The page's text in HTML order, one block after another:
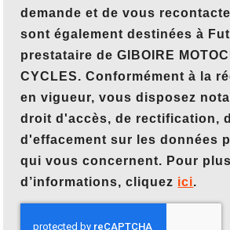
demande et de vous
sont également destinées à
prestataire de GIBOIRE
CYCLES. Conformément à la
en vigueur, vous disposez
droit d'accès, de rectification,
d'effacement sur les données
qui vous concernent. Pour plus
d’informations, cliquez ici.